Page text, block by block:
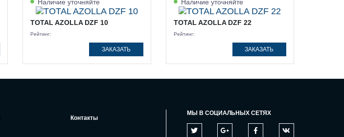
Наличие уточняйте
TOTAL AZOLLA DZF 10
Рейтинг:
ЗАКАЗАТЬ
Наличие уточняйте
TOTAL AZOLLA DZF 22
Рейтинг:
ЗАКАЗАТЬ
Контакты
МЫ В СОЦИАЛЬНЫХ СЕТЯХ